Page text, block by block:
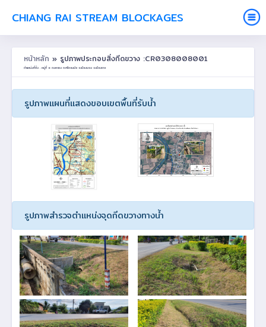
CHIANG RAI STREAM BLOCKAGES
หน้าหลัก » รูปภาพประกอบสิ่งกีดขวาง :CR0308008001
ตำแหน่งที่ตั้ง : หมู่ที่ 8 ดงหลวง ต.ศรีดอนชัย อ.เชียงของ จ.เชียงราย
รูปภาพแผนที่แสดงขอบเขตพื้นที่รับน้ำ
รูปภาพสำรวจตำแหน่งจุดกีดขวางทางน้ำ